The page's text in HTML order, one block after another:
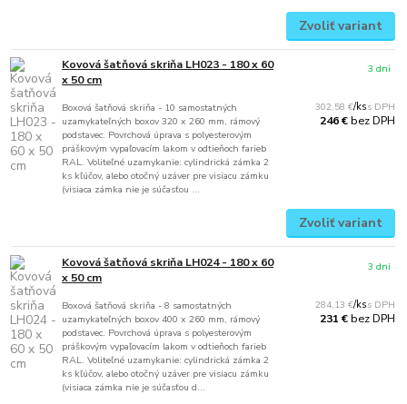
Zvoliť variant
Kovová šatňová skriňa LH023 - 180 x 60
x 50 cm
Boxová šatňová skriňa - 10 samostatných
uzamykateľných boxov 320 x 260 mm, rámový
podstavec. Povrchová úprava s polyesterovým
práškovým vypaľovacím lakom v odtieňoch farieb
RAL. Voliteľné uzamykanie: cylindrická zámka 2
ks kľúčov, alebo otočný uzáver pre visiacu zámku
(visiaca zámka nie je súčasťou ...
302,58 €/ks
246 €bez DPH
3 dni
Zvoliť variant
Kovová šatňová skriňa LH024 - 180 x 60
x 50 cm
Boxová šatňová skriňa - 8 samostatných
uzamykateľných boxov 400 x 260 mm, rámový
podstavec. Povrchová úprava s polyesterovým
práškovým vypaľovacím lakom v odtieňoch farieb
RAL. Voliteľné uzamykanie: cylindrická zámka 2
ks kľúčov, alebo otočný uzáver pre visiacu zámku
(visiaca zámka nie je súčasťou d...
284,13 €/ks
231 €bez DPH
3 dni